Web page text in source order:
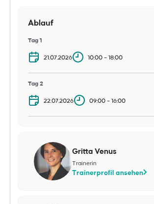
Ablauf
Tag 1
21.07.2026 10:00 – 18:00
Tag 2
22.07.2026 09:00 – 16:00
Gritta Venus
Trainerin
Trainerprofil ansehen